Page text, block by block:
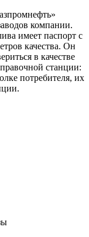
компании.
имеет паспорт с
качества. Он
в качестве
станции:
потребителя, их